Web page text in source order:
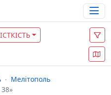
Мелітополь